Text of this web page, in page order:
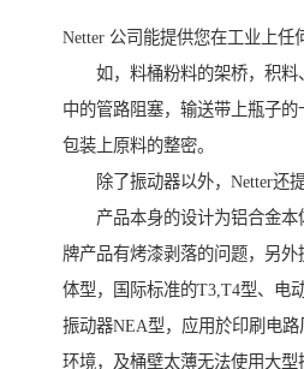
Netter 公司能提供您在工业上任
如，料桶粉料的架桥，积料
中的管路阻塞，输送带上瓶子的
包装上原料的整密。
除了振动器以外，Netter还提
产品本身的设计为铝合金本
牌产品有烤漆剥落的问题，另
体型，国际标准的T3,T4型、电
振动器NEA型，应用於印刷电
环境，及桶壁太薄无法使用大型